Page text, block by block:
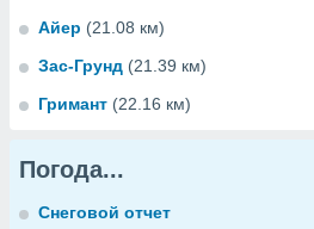
Айер (21.08 км)
Зас-Грунд (21.39 км)
Гримант (22.16 км)
Погода...
Снеговой отчет